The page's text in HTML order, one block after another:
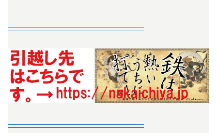
—————————————————–
—————————————————–